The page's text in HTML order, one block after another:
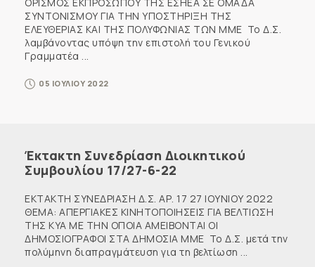
ΣΥΝΤΟΝΙΣΜΟΥ ΓΙΑ ΤΗΝ ΥΠΟΣΤΗΡΙΞΗ ΤΗΣ
ΕΛΕΥΘΕΡΙΑΣ ΚΑΙ ΤΗΣ ΠΟΛΥΦΩΝΙΑΣ ΤΩΝ ΜΜΕ Το Δ.Σ.
λαμβάνοντας υπόψη την επιστολή του Γενικού
Γραμματέα ...
05 ΙΟΥΛΙΟΥ 2022
Έκτακτη Συνεδρίαση Διοικητικού
Συμβουλίου 17/27-6-22
ΕΚΤΑΚΤΗ ΣΥΝΕΔΡΙΑΣΗ Δ.Σ. ΑΡ. 17 27 ΙΟΥΝΙΟΥ 2022
ΘΕΜΑ: ΑΠΕΡΓΙΑΚΕΣ ΚΙΝΗΤΟΠΟΙΗΣΕΙΣ ΓΙΑ ΒΕΛΤΙΩΣΗ
ΤΗΣ ΚΥΑ ΜΕ ΤΗΝ ΟΠΟΙΑ ΑΜΕΙΒΟΝΤΑΙ ΟΙ
ΔΗΜΟΣΙΟΓΡΑΦΟΙ ΣΤΑ ΔΗΜΟΣΙΑ ΜΜΕ Το Δ.Σ. μετά την
πολύμηνη διαπραγμάτευση για τη βελτίωση ...